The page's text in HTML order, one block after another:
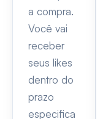
a compra.
Você vai
receber
seus likes
dentro do
prazo
especifica